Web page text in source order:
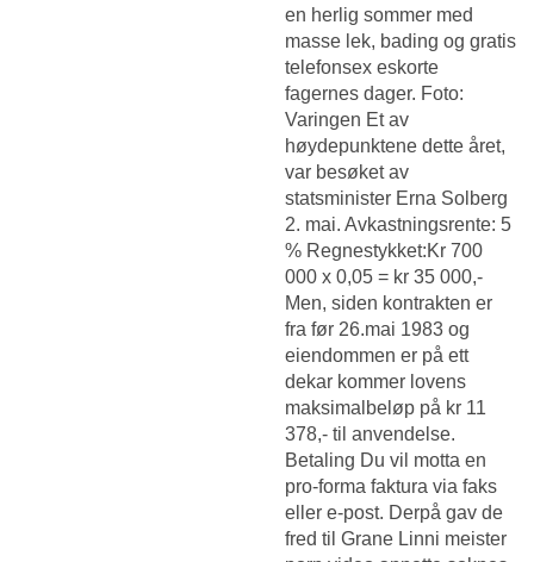
en herlig sommer med
masse lek, bading og gratis
telefonsex eskorte
fagernes dager. Foto:
Varingen Et av
høydepunktene dette året,
var besøket av
statsminister Erna Solberg
2. mai. Avkastningsrente: 5
% Regnestykket:Kr 700
000 x 0,05 = kr 35 000,-
Men, siden kontrakten er
fra før 26.mai 1983 og
eiendommen er på ett
dekar kommer lovens
maksimalbeløp på kr 11
378,- til anvendelse.
Betaling Du vil motta en
pro-forma faktura via faks
eller e-post. Derpå gav de
fred til Grane Linni meister